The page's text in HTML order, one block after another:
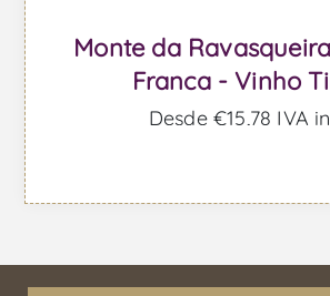
Monte da
Franca - Vinho
Desde €15,78 IVA